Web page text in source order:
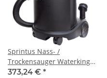
Sprintus Nass- /
Trockensauger Waterking
30l
373,24 € *